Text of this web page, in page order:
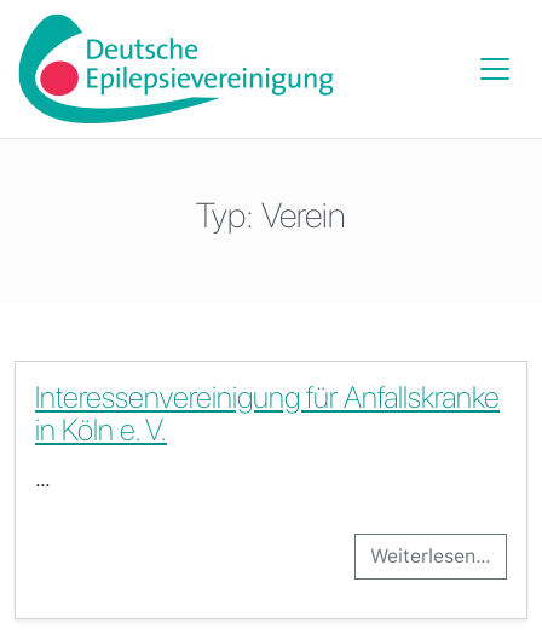
Typ: Verein
Interessenvereinigung für Anfallskranke
in Köln e. V.
…
Weiterlesen…